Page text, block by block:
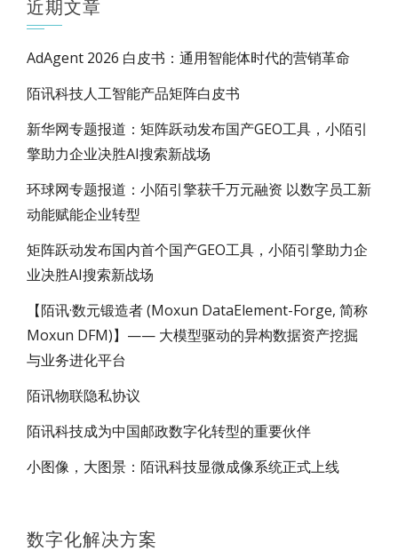
近期文章
AdAgent 2026 白皮书：通用智能体时代的营销革命
陌讯科技人工智能产品矩阵白皮书
新华网专题报道：矩阵跃动发布国产GEO工具，小陌引
擎助力企业决胜AI搜索新战场
环球网专题报道：小陌引擎获千万元融资 以数字员工新
动能赋能企业转型
矩阵跃动发布国内首个国产GEO工具，小陌引擎助力企
业决胜AI搜索新战场
【陌讯·数元锻造者 (Moxun DataElement-Forge, 简称
Moxun DFM)】—— 大模型驱动的异构数据资产挖掘
与业务进化平台
陌讯物联隐私协议
陌讯科技成为中国邮政数字化转型的重要伙伴
小图像，大图景：陌讯科技显微成像系统正式上线
数字化解决方案